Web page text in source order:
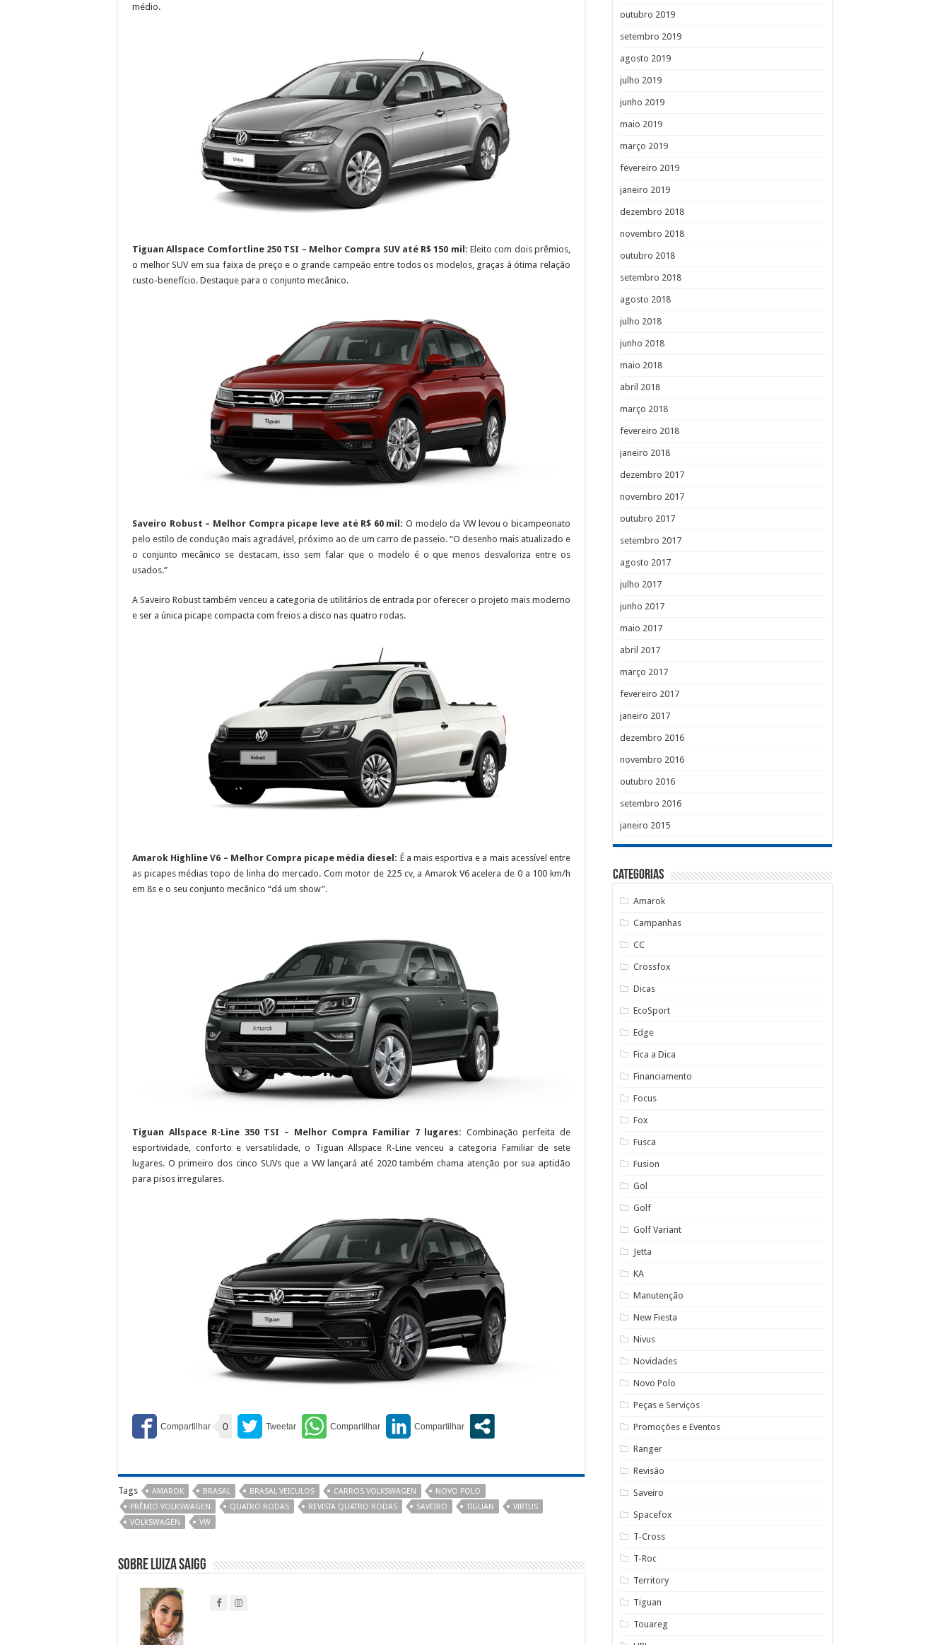
médio.
Tiguan Allspace Comfortline 250 TSI – Melhor Compra SUV até R$ 150 mil: Eleito com dois prêmios,
o melhor SUV em sua faixa de preço e o grande campeão entre todos os modelos, graças à ótima relação
custo-benefício. Destaque para o conjunto mecânico.
Saveiro Robust – Melhor Compra picape leve até R$ 60 mil: O modelo da VW levou o bicampeonato
pelo estilo de condução mais agradável, próximo ao de um carro de passeio. “O desenho mais atualizado e
o conjunto mecânico se destacam, isso sem falar que o modelo é o que menos desvaloriza entre os
usados.”
A Saveiro Robust também venceu a categoria de utilitários de entrada por oferecer o projeto mais moderno
e ser a única picape compacta com freios a disco nas quatro rodas.
Amarok Highline V6 – Melhor Compra picape média diesel: É a mais esportiva e a mais acessível entre
as picapes médias topo de linha do mercado. Com motor de 225 cv, a Amarok V6 acelera de 0 a 100 km/h
em 8s e o seu conjunto mecânico “dá um show”.
Tiguan Allspace R-Line 350 TSI – Melhor Compra Familiar 7 lugares: Combinação perfeita de
esportividade, conforto e versatilidade, o Tiguan Allspace R-Line venceu a categoria Familiar de sete
lugares. O primeiro dos cinco SUVs que a VW lançará até 2020 também chama atenção por sua aptidão
para pisos irregulares.
0
Tags AMAROK BRASAL BRASAL VEICULOS CARROS VOLKSWAGEN
NOVO POLO
PRÊMIO VOLKSWAGEN
QUATRO RODAS REVISTA QUATRO RODAS SAVEIRO TIGUAN
VIRTUS
VOLKSWAGEN
VW
Sobre Luiza Saigg
outubro 2019
setembro 2019
agosto 2019
julho 2019
junho 2019
maio 2019
março 2019
fevereiro 2019
janeiro 2019
dezembro 2018
novembro 2018
outubro 2018
setembro 2018
agosto 2018
julho 2018
junho 2018
maio 2018
abril 2018
março 2018
fevereiro 2018
janeiro 2018
dezembro 2017
novembro 2017
outubro 2017
setembro 2017
agosto 2017
julho 2017
junho 2017
maio 2017
abril 2017
março 2017
fevereiro 2017
janeiro 2017
dezembro 2016
novembro 2016
outubro 2016
setembro 2016
janeiro 2015
Categorias
Amarok
Campanhas
CC
Crossfox
Dicas
EcoSport
Edge
Fica a Dica
Financiamento
Focus
Fox
Fusca
Fusion
Gol
Golf
Golf Variant
Jetta
KA
Manutenção
New Fiesta
Nivus
Novidades
Novo Polo
Peças e Serviços
Promoções e Eventos
Ranger
Revisão
Saveiro
Spacefox
T-Cross
T-Roc
Territory
Tiguan
Touareg